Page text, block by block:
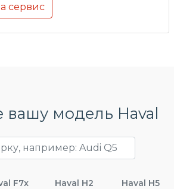
сервис
вашу модель Haval
F7x Haval H2 Haval H5